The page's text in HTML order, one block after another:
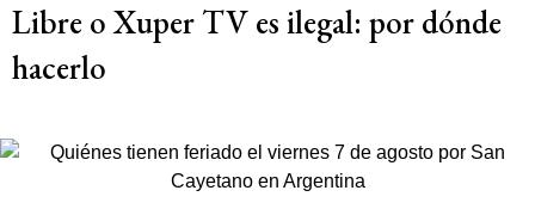
Libre o Xuper TV es ilegal: por dónde
hacerlo